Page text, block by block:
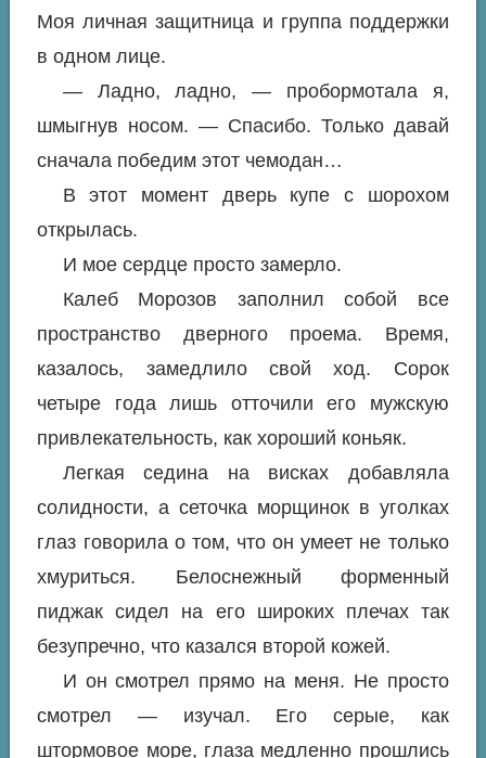
Моя личная защитница и группа поддержки
в одном лице.
— Ладно, ладно, — пробормотала я,
шмыгнув носом. — Спасибо. Только давай
сначала победим этот чемодан…
В этот момент дверь купе с шорохом
открылась.
И мое сердце просто замерло.
Калеб Морозов заполнил собой все
пространство дверного проема. Время,
казалось, замедлило свой ход. Сорок
четыре года лишь отточили его мужскую
привлекательность, как хороший коньяк.
Легкая седина на висках добавляла
солидности, а сеточка морщинок в уголках
глаз говорила о том, что он умеет не только
хмуриться. Белоснежный форменный
пиджак сидел на его широких плечах так
безупречно, что казался второй кожей.
И он смотрел прямо на меня. Не просто
смотрел — изучал. Его серые, как
штормовое море, глаза медленно прошлись